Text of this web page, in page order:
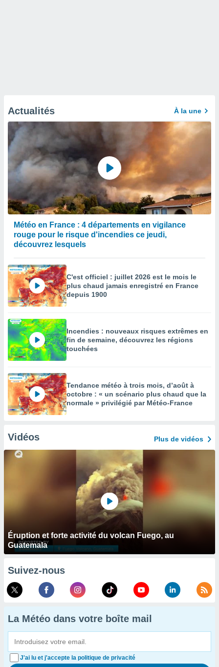
Actualités À la une
Météo en France : 4 départements en vigilance
rouge pour le risque d'incendies ce jeudi,
découvrez lesquels
C'est officiel : juillet 2026 est le mois le
plus chaud jamais enregistré en France
depuis 1900
Incendies : nouveaux risques extrêmes en
fin de semaine, découvrez les régions
touchées
Tendance météo à trois mois, d’août à
octobre : « un scénario plus chaud que la
normale » privilégié par Météo-France
Vidéos Plus de vidéos
Éruption et forte activité du volcan Fuego, au
Guatemala
Suivez-nous
La Météo dans votre boîte mail
J'ai lu et j'accepte la politique de privacité